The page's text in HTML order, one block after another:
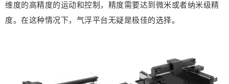
维度的高精度的运动和控制，精度需要达到微米或者纳米级精
度。在这种情况下，气浮平台无疑是极佳的选择。